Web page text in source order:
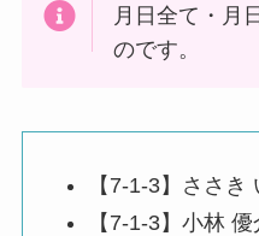
月日全て・月
のです。
【7-1-3】ささ
【7-1-3】小林